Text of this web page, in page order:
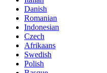
Danish
Romanian
Indonesian
Czech
Afrikaans
Swedish
Polish